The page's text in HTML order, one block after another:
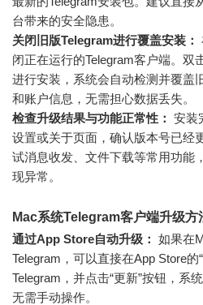
台带来的安全隐患。
关闭旧版Telegram进行覆盖安装：
闭正在运行的Telegram客户端。双
进行安装，系统会自动检测并覆盖
和账户信息，无需担心数据丢失。
检查升级结果与功能正常性： 安装
设置或关于页面，确认版本号已经
试消息收发、文件下载等常用功能
现异常。
Mac系统Telegram客户端升级方
通过App Store自动升级： 如果在
Telegram，可以直接在App Store的
Telegram，并点击“更新”按钮，系
无需手动操作。